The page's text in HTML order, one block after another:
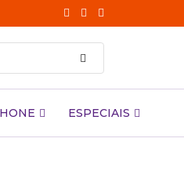
ESPECIAIS